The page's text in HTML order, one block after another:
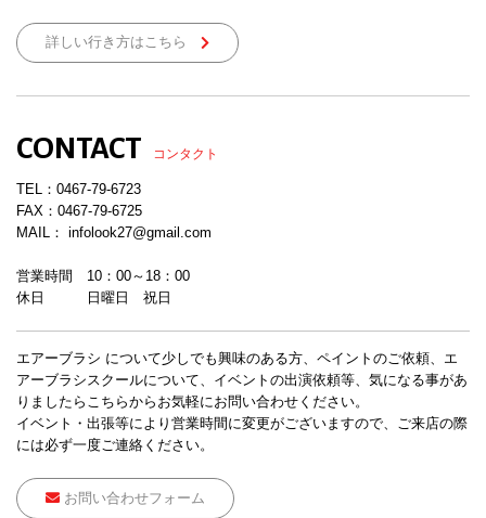
詳しい行き方はこちら
CONTACT コンタクト
TEL： 0467-79-6723
FAX：0467-79-6725
MAIL： infolook27@gmail.com
営業時間 10：00～18：00
休日 日曜日 祝日
エアーブラシ について少しでも興味のある方、ペイントのご依頼、エ
アーブラシスクールについて、イベントの出演依頼等、気になる事があ
りましたらこちらからお気軽にお問い合わせください。
イベント・出張等により営業時間に変更がございますので、ご来店の際
には必ず一度ご連絡ください。
お問い合わせフォーム